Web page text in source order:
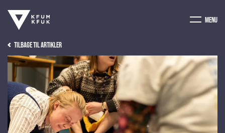
Menu
Tilbage til artikler